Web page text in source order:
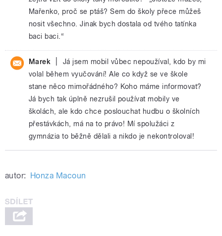
Mařenko, proč se ptáš? Sem do školy přece můžeš
nosit všechno. Jinak bych dostala od tvého tatínka
baci baci.“
Marek
Já jsem mobil vůbec nepoužíval, kdo by mi
volal během vyučování! Ale co když se ve škole
stane něco mimořádného? Koho máme informovat?
Já bych tak úplně nezrušil používat mobily ve
školách, ale kdo chce poslouchat hudbu o školních
přestávkách, má na to právo! Mí spolužáci z
gymnázia to běžně dělali a nikdo je nekontroloval!
autor: Honza Macoun